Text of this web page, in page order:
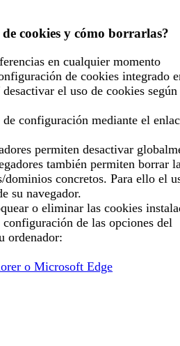
cookies y cómo borrarlas?
en cualquier momento
de cookies integrado
el uso de cookies según
de configuración mediante el
permiten desactivar
también permiten borrar
dominios concretos. Para ello el
su navegador.
o eliminar las cookies
de las opciones del
ordenador:
o Microsoft Edge